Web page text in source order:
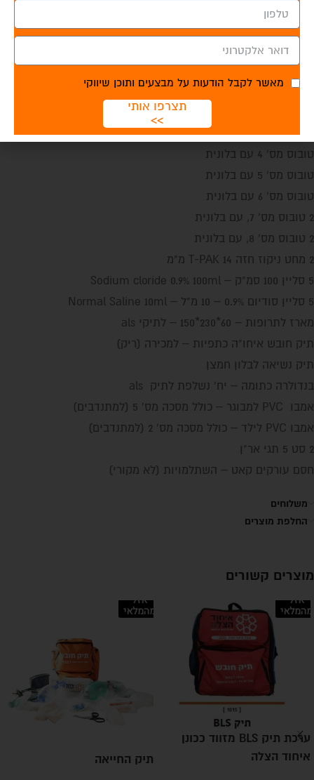
מזרק תוך גרמי לילדים BIG
מזרק תוך גרמי למבוגר BIG
טובוס מס' 3 עם בלונית
טובוס מס' 4 עם בלונית
טובוס מס' 5 עם בלונית
טובוס מס' 6 עם בלונית
2 טובוס מס' 7, עם בלונית
2 טובוס מס' 8, עם בלונית
2 מחט ניקוז חזה T-PAK 14 מ"מ
5 סליין 100 סמ"ק – Sodium cloride 0.9% 100ml
5 סליין סודיום 0.9% – 10 מ"ל – Normal Saline 10ml
מארז לתרופות – 60*230*150 – לתיקי als
תיק חובש איחו"ה כתפיות – למכירה (ריק)
תיק נשיאה לבלון חמצן
בנדולרה כתומה – יח' נשלפת לתיק als
אמבו PVC למבוגר – כולל מסכה מס' 5 (למתנדבים)
אמבו PVC לילד – כולל מסכה מס' 2 (למתנדבים)
2 סט 5 תגי אר"ן
חסם עורקים קאט – השתלמויות (לא מקורי)
משלוחים
החלפת מוצרים
מוצרים קשורים
אזל
מהמלאי
ערכת תיק BLS מזווד ככונן
איחוד הצלה
אזל
מהמלאי
תיק החייאה
מאשר לקבל הודעות על מבצעים ותוכן שיווקי
תצרפו אותי
>>